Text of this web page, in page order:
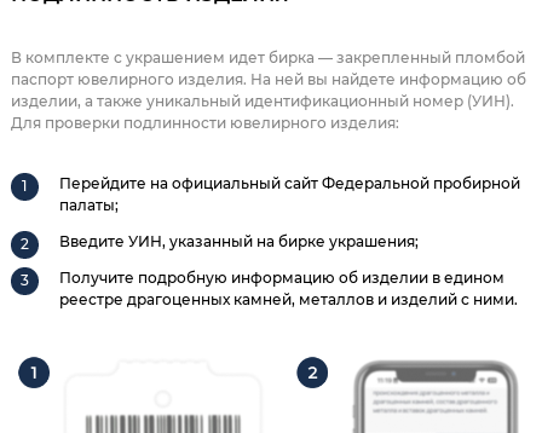
В комплекте с украшением идет бирка — закрепленный пломбой
паспорт ювелирного изделия. На ней вы найдете информацию об
изделии, а также уникальный идентификационный номер (УИН).
Для проверки подлинности ювелирного изделия:
Перейдите на официальный сайт Федеральной пробирной
палаты;
Введите УИН, указанный на бирке украшения;
Получите подробную информацию об изделии в едином
реестре драгоценных камней, металлов и изделий с ними.